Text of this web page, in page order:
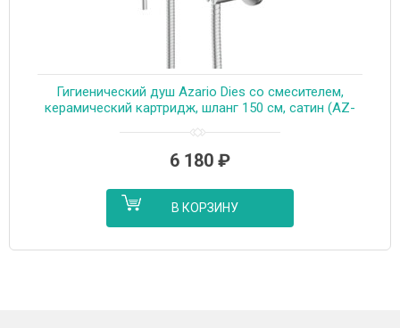
Гигиенический душ Azario Dies со смесителем,
керамический картридж, шланг 150 см, сатин (AZ-
6 180 ₽
В КОРЗИНУ